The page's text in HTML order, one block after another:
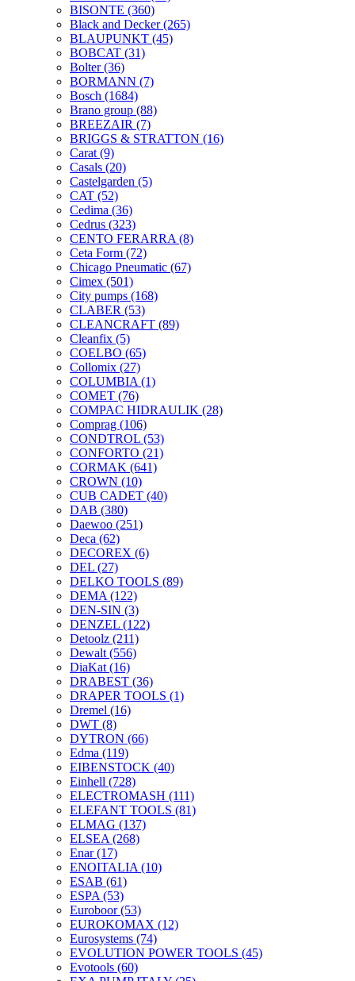
BISONTE (360)
Black and Decker(265)
BLAUPUNKT (45)
BOBCAT (31)
Bolter(36)
BORMANN (7)
Bosch (1684)
Brano group (88)
BREEZAIR (7)
BRIGGS & STRATTON (16)
Carat (9)
Casals (20)
Castelgarden (5)
CAT (52)
Cedima (36)
Cedrus (323)
CENTO FERARRA (8)
Ceta Form (72)
Chicago Pneumatic (67)
Cimex (501)
City pumps (168)
CLABER (53)
CLEANCRAFT (89)
Cleanfix (5)
COELBO (65)
Collomix (27)
COLUMBIA (1)
COMET (76)
COMPAC HIDRAULIK (28)
Comprag (106)
CONDTROL (53)
CONFORTO (21)
CORMAK (641)
CROWN (10)
CUB CADET (40)
DAB (380)
Daewoo (251)
Deca (62)
DECOREX (6)
DEL (27)
DELKO TOOLS (89)
DEMA (122)
DEN-SIN (3)
DENZEL (122)
Detoolz (211)
Dewalt (556)
DiaKat (16)
DRABEST (36)
DRAPER TOOLS (1)
Dremel (16)
DWT (8)
DYTRON (66)
Edma (119)
EIBENSTOCK (40)
Einhell (728)
ELECTROMASH (111)
ELEFANT TOOLS (81)
ELMAG (137)
ELSEA (268)
Enar(17)
ENOITALIA (10)
ESAB (61)
ESPA (53)
Euroboor(53)
EUROKOMAX (12)
Eurosystems (74)
EVOLUTION POWER TOOLS (45)
Evotools (60)